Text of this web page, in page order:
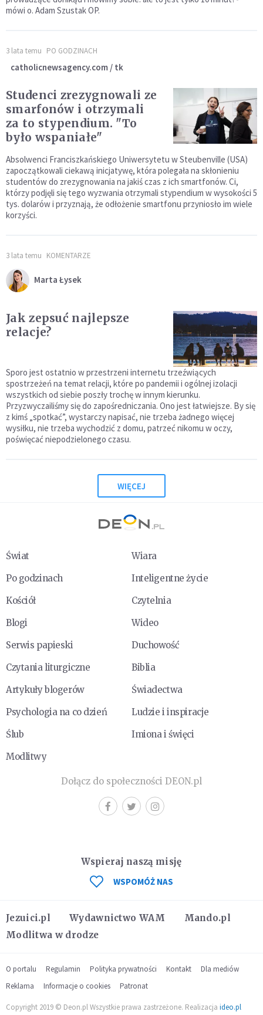
mówi o. Adam Szustak OP.
3 lata temu PO GODZINACH
catholicnewsagency.com / tk
Studenci zrezygnowali ze
smarfonów i otrzymali
za to stypendium. "To
było wspaniałe"
Absolwenci Franciszkańskiego Uniwersytetu w Steubenville (USA)
zapoczątkowali ciekawą inicjatywę, która polegała na skłonieniu
studentów do zrezygnowania na jakiś czas z ich smartfonów. Ci,
którzy podjęli się tego wyzwania otrzymali stypendium w wysokości 5
tys. dolarów i przyznają, że odłożenie smartfonu przyniosło im wiele
korzyści.
3 lata temu KOMENTARZE
Marta Łysek
Jak zepsuć najlepsze
relacje?
Sporo jest ostatnio w przestrzeni internetu trzeźwiących
spostrzeżeń na temat relacji, które po pandemii i ogólnej izolacji
wszystkich od siebie poszły trochę w innym kierunku.
Przyzwyczailiśmy się do zapośredniczania. Ono jest łatwiejsze. By się
z kimś „spotkać”, wystarczy napisać, nie trzeba żadnego więcej
wysiłku, nie trzeba wychodzić z domu, patrzeć nikomu w oczy,
poświęcać niepodzielonego czasu.
WIĘCEJ
Świat
Wiara
Po godzinach
Inteligentne życie
Kościół
Czytelnia
Blogi
Wideo
Serwis papieski
Duchowość
Czytania liturgiczne
Biblia
Artykuły blogerów
Świadectwa
Psychologia na co dzień
Ludzie i inspiracje
Ślub
Imiona i święci
Modlitwy
Dołącz do społeczności DEON.pl
Jezuici.pl Wydawnictwo WAM
Mando.pl
Modlitwa w drodze
Wspieraj naszą misję
WSPOMÓŻ NAS
O portalu Regulamin Polityka prywatności Kontakt
Dla mediów
Reklama
Informacje o cookies Patronat
Copyright 2019 © Deon.pl Wszystkie prawa zastrzeżone. Realizacja ideo.pl